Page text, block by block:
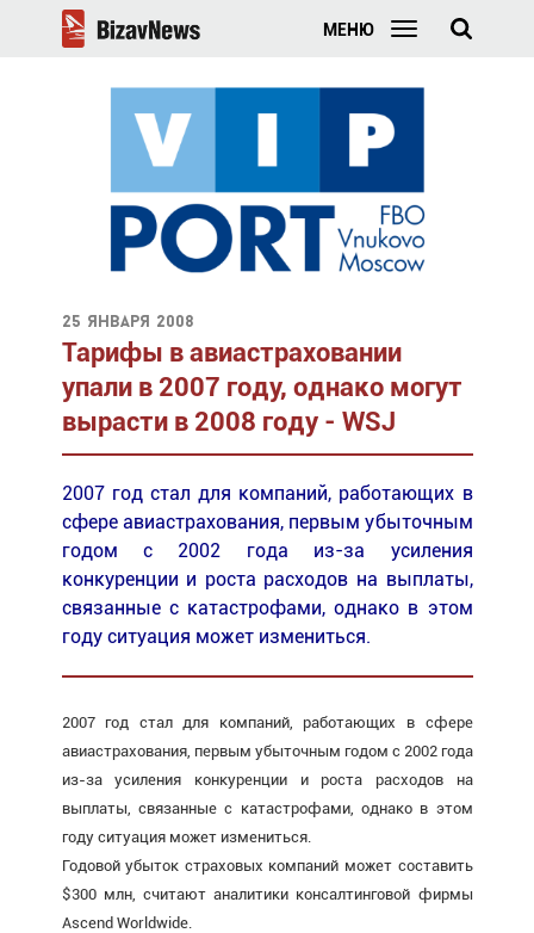
МЕНЮ
25 января 2008
Тарифы в авиастраховании
упали в 2007 году, однако могут
вырасти в 2008 году - WSJ
2007 год стал для компаний, работающих в
сфере авиастрахования, первым убыточным
годом с 2002 года из-за усиления
конкуренции и роста расходов на выплаты,
связанные с катастрофами, однако в этом
году ситуация может измениться.
2007 год стал для компаний, работающих в сфере
авиастрахования, первым убыточным годом с 2002 года
из-за усиления конкуренции и роста расходов на
выплаты, связанные с катастрофами, однако в этом
году ситуация может измениться.
Годовой убыток страховых компаний может составить
$300 млн, считают аналитики консалтинговой фирмы
Ascend Worldwide.